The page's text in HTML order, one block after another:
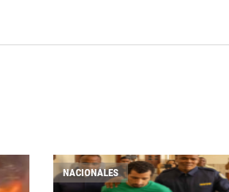
NACIONALES